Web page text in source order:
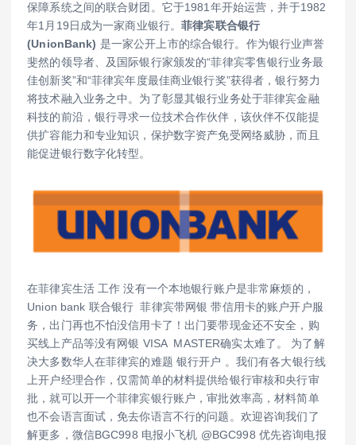
保障系统之间的联合财团。它于1981年开始运营，并于1982
年1月19日成为一家商业银行。菲律宾联合银行
(UnionBank) 是一家公开上市的综合银行。作为银行业声誉
斐然的领导者、及国际银行家颁发的“菲律宾零售银行业务最
佳创新奖”和“菲律宾年度最佳商业银行奖”获得者，银行努力
将技术融入业务之中。为了彰显其银行业务处于菲律宾金融
科技的前沿，银行寻求一位技术合作伙伴，该伙伴不仅能提
供扩容能力和专业知识，保护数字资产免受网络威胁，而且
能促进银行数字化转型。
在菲律宾生活 工作 没有一个本地银行账户是非常麻烦的，
Union bank 联合银行 菲律宾带网银 带信用卡的账户开户服
务，出门再也不怕没信用卡了！出门要带现金还不安全，购
买线上产品等没有网银 VISA MASTER确实太难了。 为了解
决大多数华人在菲律宾的难题 银行开户 。我们有各大银行线
上开户经理合作，仅需简单的材料提供给银行审核和央行审
批，就可以开一个菲律宾银行账户，审批效率高，材料简单
也不会语言面试，免去你语言不行的问题。欢迎咨询我们了
解更多，微信BGC998 电报小飞机 @BGC998 优先咨询电报